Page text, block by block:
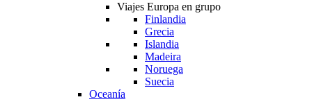
Viajes Europa en grupo
Finlandia
Grecia
Islandia
Madeira
Noruega
Suecia
Oceanía